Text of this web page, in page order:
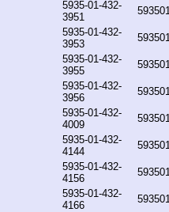
5935-01-432-
3951
5935-01-432-
3953
5935-01-432-
3955
5935-01-432-
3956
5935-01-432-
4009
5935-01-432-
4144
5935-01-432-
4156
5935-01-432-
4166